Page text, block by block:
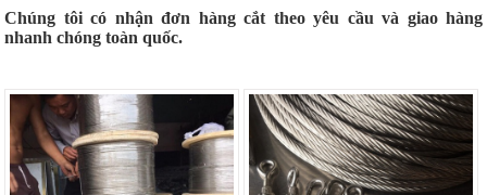
Chúng tôi có nhận đơn hàng cắt theo yêu cầu và giao hàng
nhanh chóng toàn quốc.